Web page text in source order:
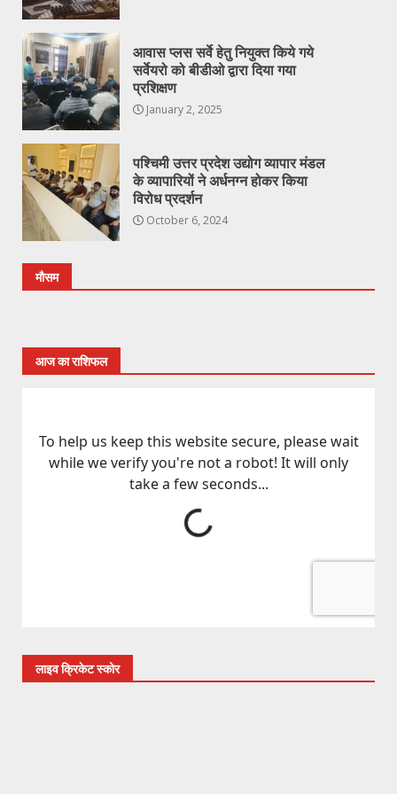
आवास प्लस सर्वे हेतु नियुक्त किये गये
सर्वेयरो को बीडीओ द्वारा दिया गया
प्रशिक्षण
January 2, 2025
पश्चिमी उत्तर प्रदेश उद्योग व्यापार मंडल
के व्यापारियों ने अर्धनग्न होकर किया
विरोध प्रदर्शन
October 6, 2024
मौसम
आज का राशिफल
लाइव क्रिकेट स्कोर